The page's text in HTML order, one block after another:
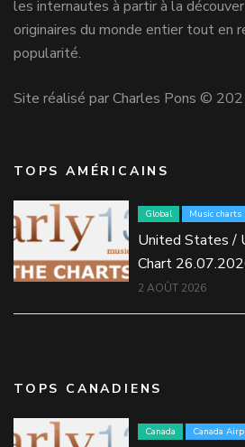
les internautes à partir à la
originaires du monde entier tout en
popularité.
Site réalisé par Charles Pons ©
TOPS AMÉRICAINS
Global Music charts
United States /
Chart
2 AOÛT 2026
TOPS CANADIENS
Canada Canada